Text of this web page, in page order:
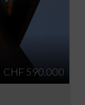
CHF 590.000